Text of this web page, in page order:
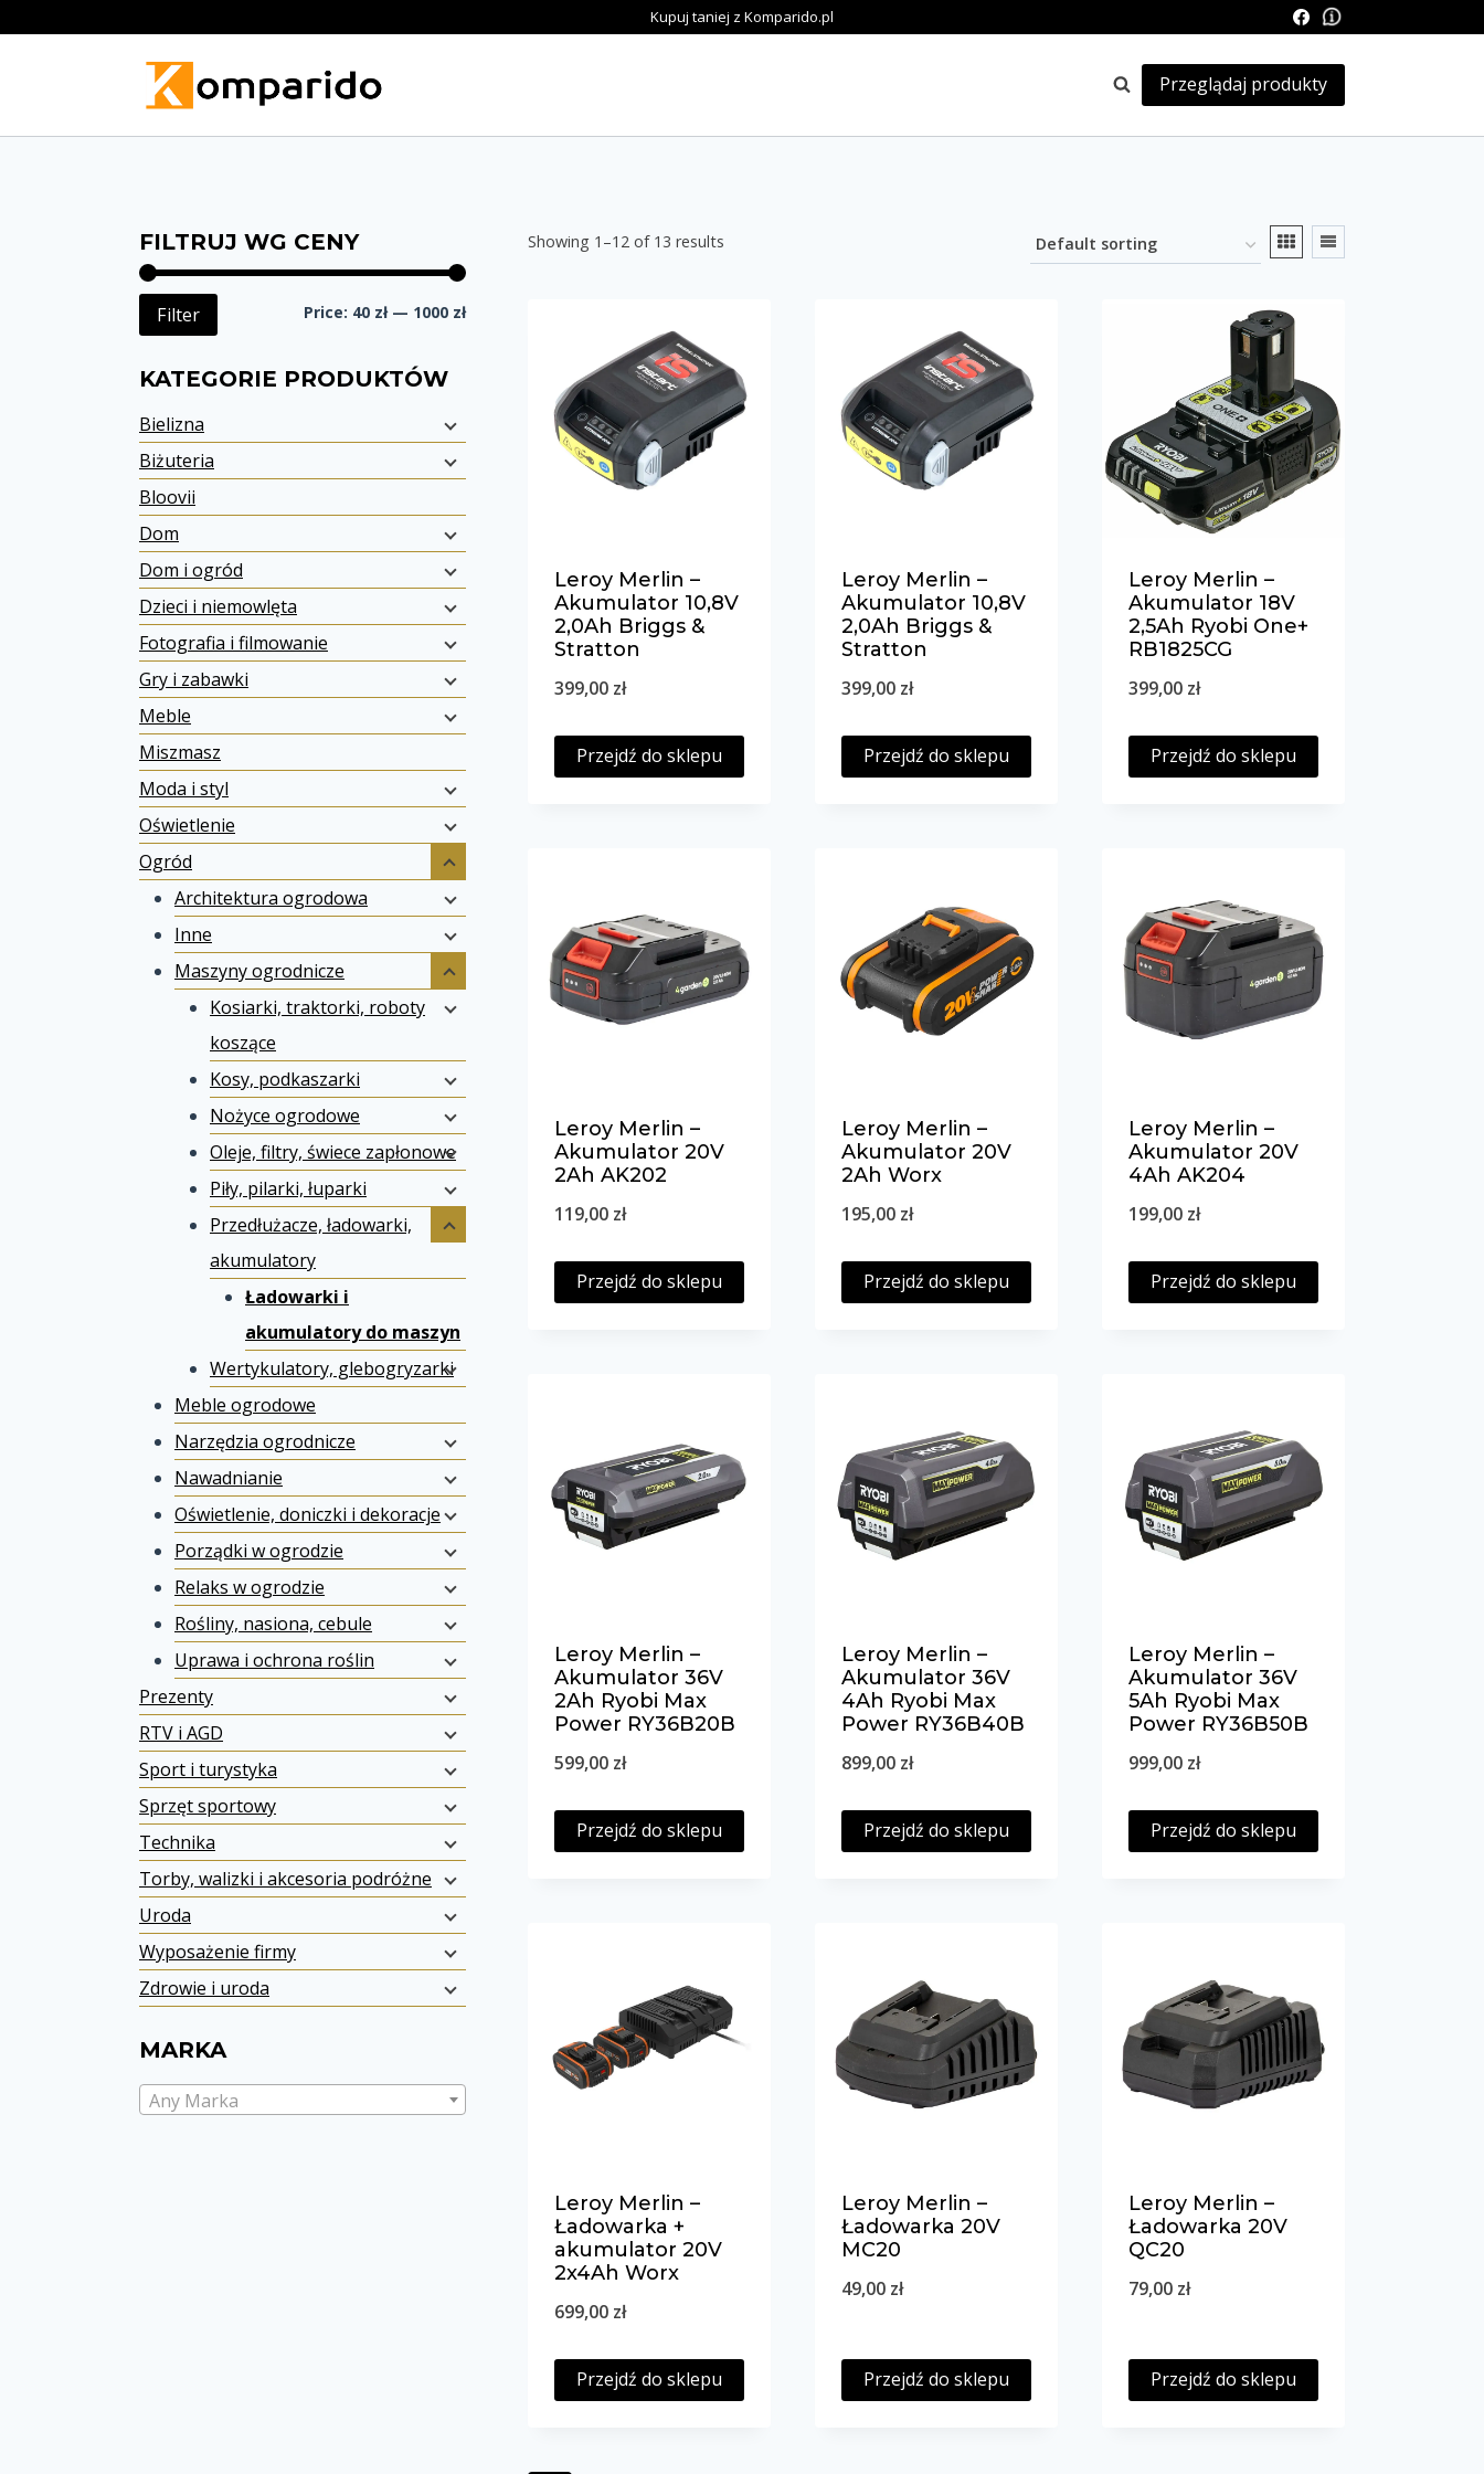
Kupuj taniej z Komparido.pl
Przeglądaj produkty
Showing 1–12 of 13 results
Leroy Merlin –
Akumulator 10,8V
2,0Ah Briggs &
Stratton
399,00 zł
Przejdź do sklepu
Leroy Merlin –
Akumulator 10,8V
2,0Ah Briggs &
Stratton
399,00 zł
Przejdź do sklepu
Leroy Merlin –
Akumulator 18V
2,5Ah Ryobi One+
RB1825CG
399,00 zł
Przejdź do sklepu
Leroy Merlin –
Akumulator 20V
2Ah AK202
119,00 zł
Przejdź do sklepu
Leroy Merlin –
Akumulator 20V
2Ah Worx
195,00 zł
Przejdź do sklepu
Leroy Merlin –
Akumulator 20V
4Ah AK204
199,00 zł
Przejdź do sklepu
Leroy Merlin –
Akumulator 36V
2Ah Ryobi Max
Power RY36B20B
599,00 zł
Przejdź do sklepu
Leroy Merlin –
Akumulator 36V
4Ah Ryobi Max
Power RY36B40B
899,00 zł
Przejdź do sklepu
Leroy Merlin –
Akumulator 36V
5Ah Ryobi Max
Power RY36B50B
999,00 zł
Przejdź do sklepu
Leroy Merlin –
Ładowarka +
akumulator 20V
2x4Ah Worx
699,00 zł
Przejdź do sklepu
Leroy Merlin –
Ładowarka 20V
MC20
49,00 zł
Przejdź do sklepu
Leroy Merlin –
Ładowarka 20V
QC20
79,00 zł
Przejdź do sklepu
FILTRUJ WG CENY
Min
Max
Filter Price: 40 zł— 1000 zł
KATEGORIE PRODUKTÓW
Bielizna
Biżuteria
Bloovii
Dom
Dom i ogród
Dzieci i niemowlęta
Fotografia i filmowanie
Gry i zabawki
Meble
Miszmasz
Moda i styl
Oświetlenie
Ogród
Architektura ogrodowa
Inne
Maszyny ogrodnicze
Kosiarki, traktorki, roboty
koszące
Kosy, podkaszarki
Nożyce ogrodowe
Oleje, filtry, świece zapłonowe
Piły, pilarki, łuparki
Przedłużacze, ładowarki,
akumulatory
Ładowarki i
akumulatory do maszyn
Wertykulatory, glebogryzarki
Meble ogrodowe
Narzędzia ogrodnicze
Nawadnianie
Oświetlenie, doniczki i dekoracje
Porządki w ogrodzie
Relaks w ogrodzie
Rośliny, nasiona, cebule
Uprawa i ochrona roślin
Prezenty
RTV i AGD
Sport i turystyka
Sprzęt sportowy
Technika
Torby, walizki i akcesoria podróżne
Uroda
Wyposażenie firmy
Zdrowie i uroda
MARKA
Any Marka